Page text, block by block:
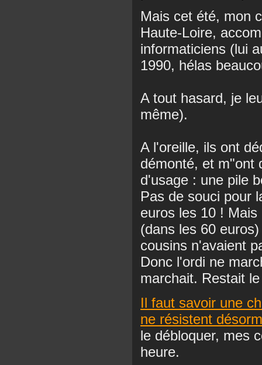
Mais cet été, mon
Haute-Loire,
informaticiens (lui
1990, hélas
A tout hasard, je
même).
A l'oreille, ils ont
démonté, et m"ont
d'usage : une pile
Pas de souci pour
euros les 10 !
(dans les 60
cousins n'avaient
Donc l'ordi ne
marchait. Restait
Il faut savoir une
ne résistent
le débloquer, mes
heure.